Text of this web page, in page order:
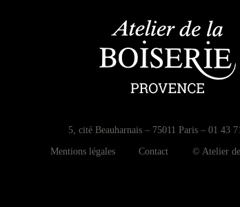
5, cité Beauharnais – 75011 Paris – 01 43
Mentions légales Contact © Atelier